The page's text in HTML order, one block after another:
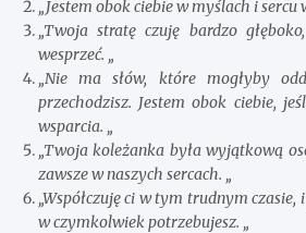
„Jestem obok ciebie w myślach i
„Twoja stratę czuję bardzo
wesprzeć. „
„Nie ma słów, które mogłyby
przechodzisz. Jestem obok ciebie,
wsparcia. „
„Twoja koleżanka była wyjątkową
zawsze w naszych sercach. „
„Współczuję ci w tym trudnym
w czymkolwiek potrzebujesz. „